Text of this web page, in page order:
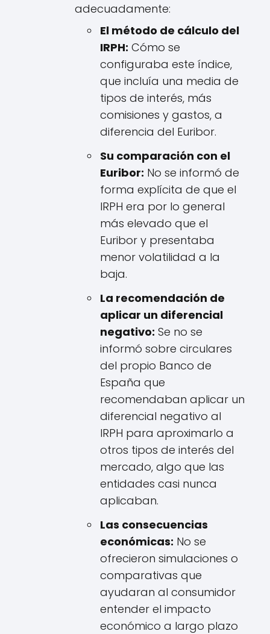
adecuadamente:
El método de cálculo del
IRPH: Cómo se
configuraba este índice,
que incluía una media de
tipos de interés, más
comisiones y gastos, a
diferencia del Euribor.
Su comparación con el
Euribor: No se informó de
forma explícita de que el
IRPH era por lo general
más elevado que el
Euribor y presentaba
menor volatilidad a la
baja.
La recomendación de
aplicar un diferencial
negativo: Se no se
informó sobre circulares
del propio Banco de
España que
recomendaban aplicar un
diferencial negativo al
IRPH para aproximarlo a
otros tipos de interés del
mercado, algo que las
entidades casi nunca
aplicaban.
Las consecuencias
económicas: No se
ofrecieron simulaciones o
comparativas que
ayudaran al consumidor
entender el impacto
económico a largo plazo